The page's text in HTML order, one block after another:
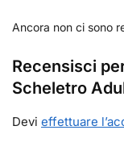
Ancora non ci sono
Recensisci
Scheletro
Devi effettuare